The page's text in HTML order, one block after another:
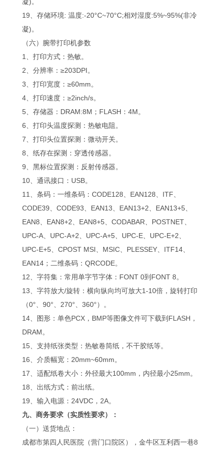
19、存储环境: 温度:-20°C~70°C;相对湿度:5%~95%(非冷
凝)。
（六）腕带打印机参数
1、打印方式：热敏。
2、分辨率：≥203DPI。
3、打印宽度：≥60mm。
4、打印速度：≥2inch/s。
5、存储器：DRAM:8M；FLASH：4M。
6、打印头温度探测：热敏电阻。
7、打印头位置探测：微动开关。
8、纸存在探测：穿透传感器。
9、黑标位置探测：反射传感器。
10、通讯接口：USB。
11、条码：一维条码：CODE128、EAN128、ITF、
CODE39、CODE93、EAN13、EAN13+2、EAN13+5、
EAN8、EAN8+2、EAN8+5、CODABAR、POSTNET、
UPC-A、UPC-A+2、UPC-A+5、UPC-E、UPC-E+2、
UPC-E+5、CPOST MSI、MSIC、PLESSEY、ITF14、
EAN14；二维条码：QRCODE。
12、字符集：常用单字节字体：FONT 0到FONT 8。
13、字符放大/旋转：横向纵向均可放大1-10倍，旋转打印
（0°、90°、270°、360°）。
14、图形：单色PCX，BMP等图像文件可下载到FLASH，
DRAM。
15、支持纸张类型：热敏卷筒纸，不干胶纸等。
16、介质幅宽：20mm~60mm。
17、适配纸卷大小：外径最大100mm，内径最小25mm。
18、出纸方式：前出纸。
19、输入电源：24VDC，2A。
九、商务要求（实质性要求）：
（一）送货地点：
成都市第四人民医院（营门口院区），金牛区互利西一巷8